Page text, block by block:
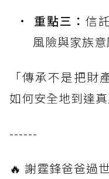
重點三：信
風險與家族意
「傳承不是把財
如何安全地到達
------
🔥 謝霆鋒爸爸過